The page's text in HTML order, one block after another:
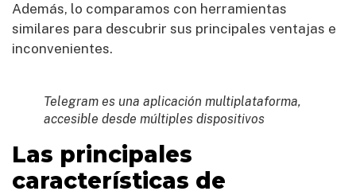
Además, lo comparamos con herramientas
similares para descubrir sus principales ventajas e
inconvenientes.
Telegram es una aplicación multiplataforma,
accesible desde múltiples dispositivos
Las principales
características de